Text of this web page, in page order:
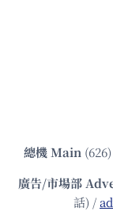
總機Main
廣告/市場部
話) /